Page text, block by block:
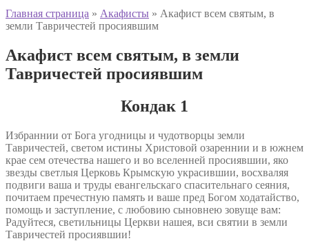
Главная страница » Акафисты » Акафист всем святым, в
земли Тавричестей просиявшим
Акафист всем святым, в земли
Тавричестей просиявшим
Кондак 1
Избраннии от Бога угодницы и чудотворцы земли
Тавричестей, светом истины Христовой озареннии и в южнем
крае сем отечества нашего и во вселенней просиявшии, яко
звезды светлыя Церковь Крымскую украсившии, восхваляя
подвиги ваша и труды евангельскаго спасительнаго сеяния,
почитаем пречестную память и ваше пред Богом ходатайство,
помощь и заступление, с любовию сыновнею зовуще вам:
Радуйтеся, светильницы Церкви нашея, вси святии в земли
Тавричестей просиявшии!